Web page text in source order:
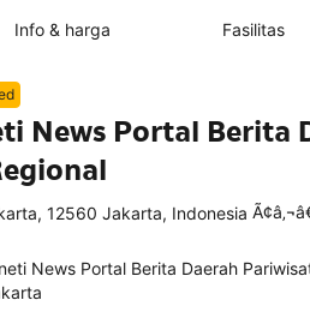
Info & harga Fasilitas
News Portal Berita
12560 Jakarta, Indonesia